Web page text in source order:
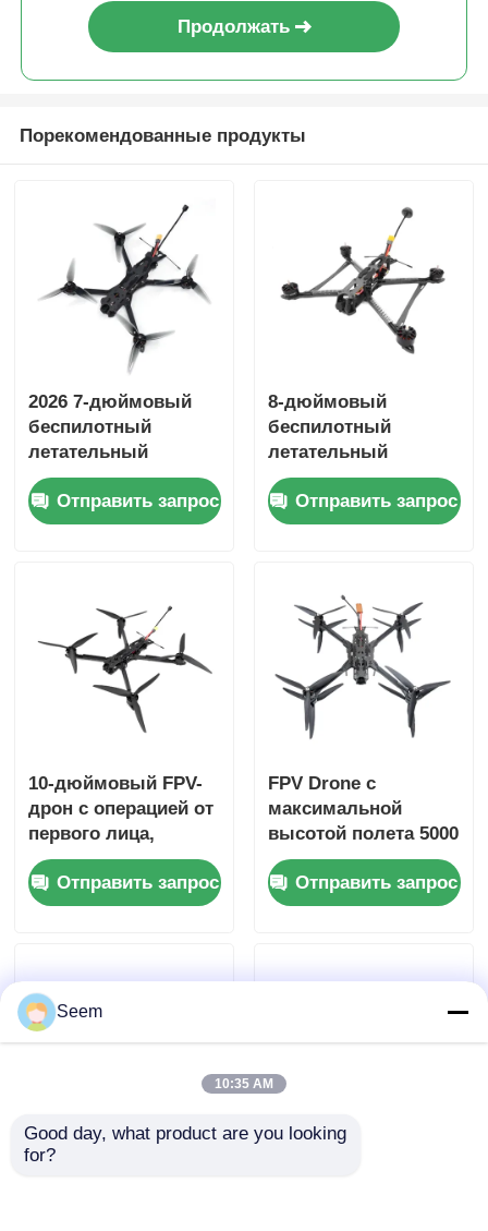
Продолжать
Порекомендованные продукты
2026 7-дюймовый
беспилотный
летательный
аппарат FPV с
максимальной
скоростью 50 км/ч и
промышленных
применений
Отправить запрос
8-дюймовый
беспилотный
летательный
аппарат FPV с 4K
UHD термокамерой
50 кг грузового веса
20 км
Отправить запрос
10-дюймовый FPV-
дрон с операцией от
первого лица,
грузоподъемностью
50 кг и
максимальной
Отправить запрос
FPV Drone с
максимальной
высотой полета 5000
м, скоростью 156
км/ч и дальностью
20 км для
Отправить запрос
10-дюймовый
Seem
10:35 AM
Good day, what product are you looking
for?